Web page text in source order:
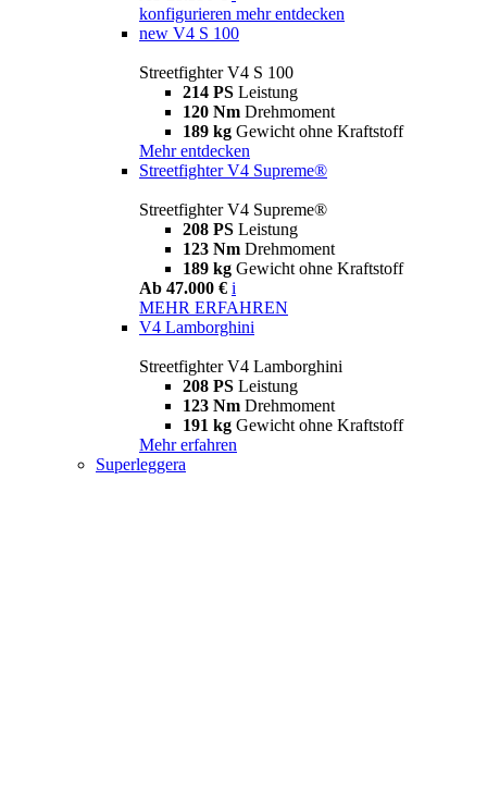
konfigurieren mehr entdecken
new V4 S 100
Streetfighter V4 S 100
214 PS Leistung
120 Nm Drehmoment
189 kg Gewicht ohne Kraftstoff
Mehr entdecken
Streetfighter V4 Supreme®
Streetfighter V4 Supreme®
208 PS Leistung
123 Nm Drehmoment
189 kg Gewicht ohne Kraftstoff
Ab 47.000 € i
MEHR ERFAHREN
V4 Lamborghini
Streetfighter V4 Lamborghini
208 PS Leistung
123 Nm Drehmoment
191 kg Gewicht ohne Kraftstoff
Mehr erfahren
Superleggera